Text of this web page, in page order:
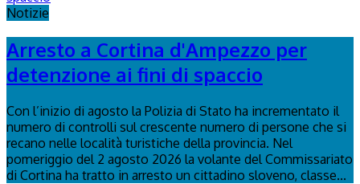
Notizie
Arresto a Cortina d'Ampezzo per
detenzione ai fini di spaccio
Con l’inizio di agosto la Polizia di Stato ha incrementato il
numero di controlli sul crescente numero di persone che si
recano nelle località turistiche della provincia. Nel
pomeriggio del 2 agosto 2026 la volante del Commissariato
di Cortina ha tratto in arresto un cittadino sloveno, classe...